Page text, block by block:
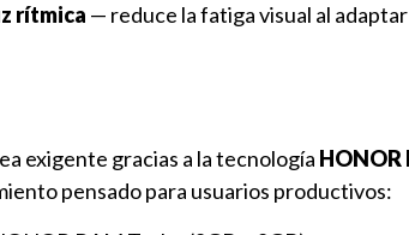
rítmica — reduce la fatiga visual al
exigente gracias a la tecnología HONOR
pensado para usuarios productivos: